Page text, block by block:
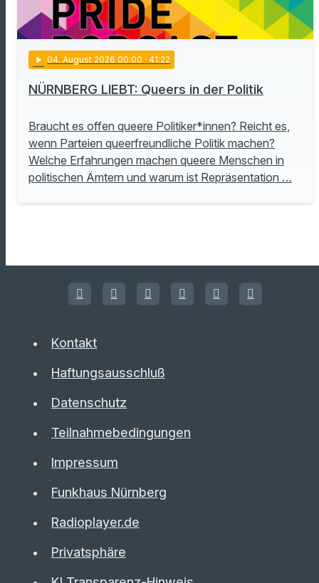
play_arrow 04. August 2026 00:00 · 41:22
NÜRNBERG LIEBT: Queers in der Politik
Braucht es offen queere Politiker*innen? Reicht es,
wenn Parteien queerfreundliche Politik machen?
Welche Erfahrungen machen queere Menschen in
politischen Ämtern und warum ist Repräsentation …
Kontakt
Haftungsausschluß
Datenschutz
Teilnahmebedingungen
Impressum
Funkhaus Nürnberg
Radioplayer.de
Privatsphäre